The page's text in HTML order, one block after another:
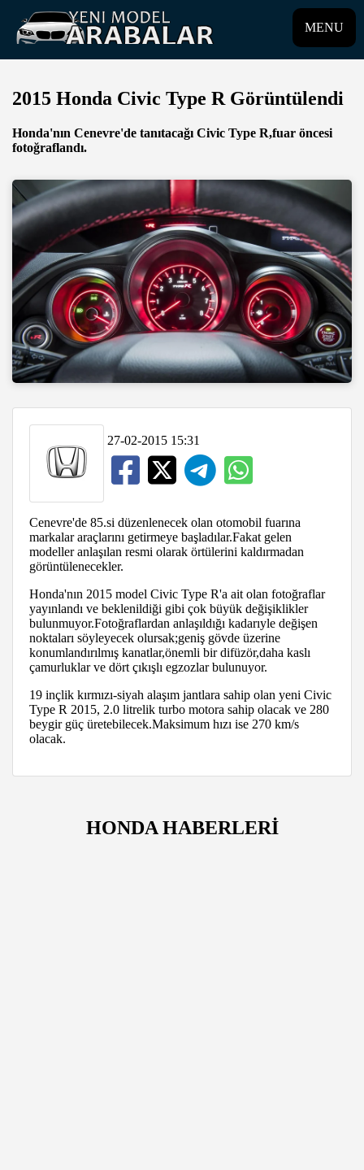
MENU
2015 Honda Civic Type R Görüntülendi
Honda'nın Cenevre'de tanıtacağı Civic Type R,fuar öncesi
fotoğraflandı.
27-02-2015 15:31
Cenevre'de 85.si düzenlenecek olan otomobil fuarına
markalar araçlarını getirmeye başladılar.Fakat gelen
modeller anlaşılan resmi olarak örtülerini kaldırmadan
görüntülenecekler.
Honda'nın 2015 model Civic Type R'a ait olan fotoğraflar
yayınlandı ve beklenildiği gibi çok büyük değişiklikler
bulunmuyor.Fotoğraflardan anlaşıldığı kadarıyle değişen
noktaları söyleyecek olursak;geniş gövde üzerine
konumlandırılmış kanatlar,önemli bir difüzör,daha kaslı
çamurluklar ve dört çıkışlı egzozlar bulunuyor.
19 inçlik kırmızı-siyah alaşım jantlara sahip olan yeni Civic
Type R 2015, 2.0 litrelik turbo motora sahip olacak ve 280
beygir güç üretebilecek.Maksimum hızı ise 270 km/s
olacak.
HONDA HABERLERİ